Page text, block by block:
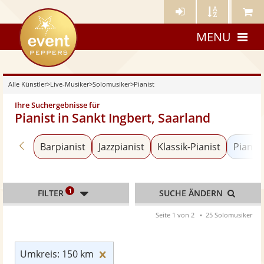
Künstler- Künstler Meine
eventpeppers
MENU
Alle Künstler>Live-Musiker>Solomusiker>Pianist
Ihre Suchergebnisse für
Pianist in Sankt Ingbert, Saarland
Zurück zu «Solomusiker»
Barpianist Jazzpianist Klassik-Pianist Pianist
Umkreis: 150 km
FILTER 1 SUCHE ÄNDERN
Seite 1 von 2 25 Solomusiker